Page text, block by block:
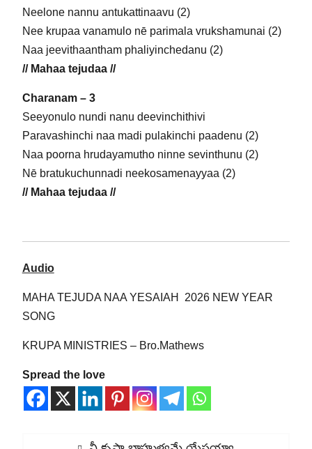
Neelone nannu antukattinaavu (2)
Nee krupaa vanamulo nē parimala vrukshamunai (2)
Naa jeevithaantham phaliyinchedanu (2)
// Mahaa tejudaa //
Charanam – 3
Seeyonulo nundi nanu deevinchithivi
Paravashinchi naa madi pulakinchi paadenu (2)
Naa poorna hrudayamutho ninne sevinthunu (2)
Nē bratukuchunnadi neekosamenayyaa (2)
// Mahaa tejudaa //
Audio
MAHA TEJUDA NAA YESAIAH 2026 NEW YEAR
SONG
KRUPA MINISTRIES – Bro.Mathews
Spread the love